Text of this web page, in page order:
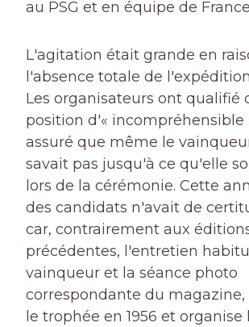
au PSG et en équipe de
L'agitation était grande en
l'absence totale de
Les organisateurs ont qualifié
position d'« incompréhensible
assuré que même le
savait pas jusqu'à ce qu'elle
lors de la cérémonie. Cette
des candidats n'avait de
car, contrairement aux
précédentes, l'entretien
vainqueur et la séance photo
correspondante du magazine,
le trophée en 1956 et organise